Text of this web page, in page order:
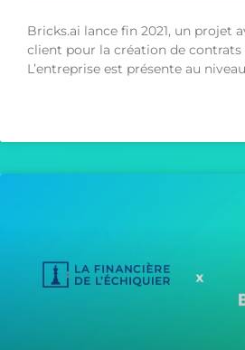
Bricks.ai lance fin 2021, un projet
client pour la création de
L’entreprise est présente au